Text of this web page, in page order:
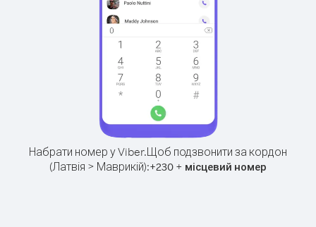
Набрати номер у Viber.Щоб подзвонити за кордон
(Латвія > Маврикій):+230 + місцевий номер